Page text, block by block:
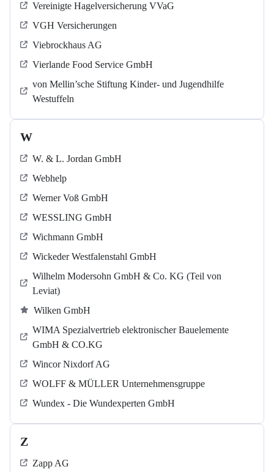
Vereinigte Hagelversicherung VVaG
VGH Versicherungen
Viebrockhaus AG
Vierlande Food Service GmbH
von Mellin’sche Stiftung Kinder- und Jugendhilfe
Westuffeln
W
W. & L. Jordan GmbH
Webhelp
Werner Voß GmbH
WESSLING GmbH
Wichmann GmbH
Wickeder Westfalenstahl GmbH
Wilhelm Modersohn GmbH & Co. KG (Teil von
Leviat)
Wilken GmbH
WIMA Spezialvertrieb elektronischer Bauelemente
GmbH & CO.KG
Wincor Nixdorf AG
WOLFF & MÜLLER Unternehmensgruppe
Wundex - Die Wundexperten GmbH
Z
Zapp AG